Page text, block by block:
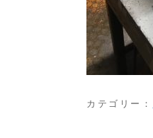
カテゴリー：